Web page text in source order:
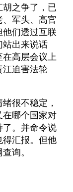
胡之争了，已
军头、高官
们透过互联
站出来说话
在高层会议上
江迫害法轮
很不稳定，
在哪个国家对
了。并命令说
得汇报。但他
询。